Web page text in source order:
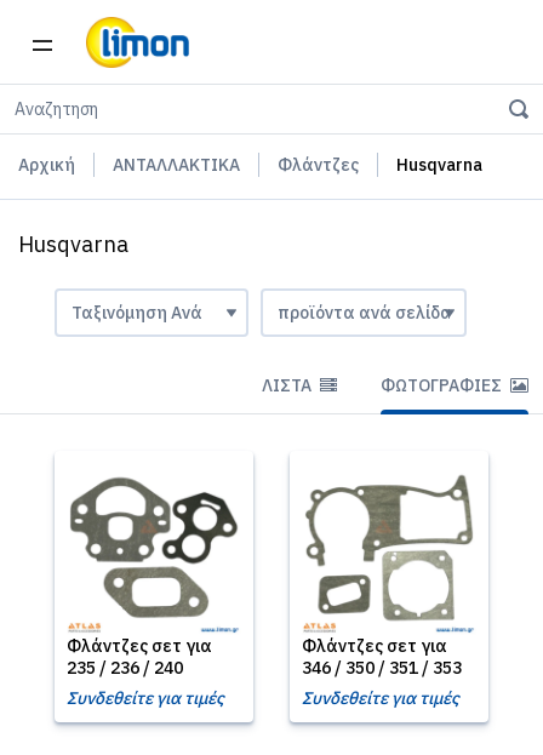
Αρχική ΑΝΤΑΛΛΑΚΤΙΚΑ Φλάντζες Husqvarna
Husqvarna
ΛΊΣΤΑ ΦΩΤΟΓΡΑΦΊΕΣ
Φλάντζες σετ για
235 / 236 / 240
Συνδεθείτε για τιμές
Φλάντζες σετ για
346 / 350 / 351 / 353
Συνδεθείτε για τιμές